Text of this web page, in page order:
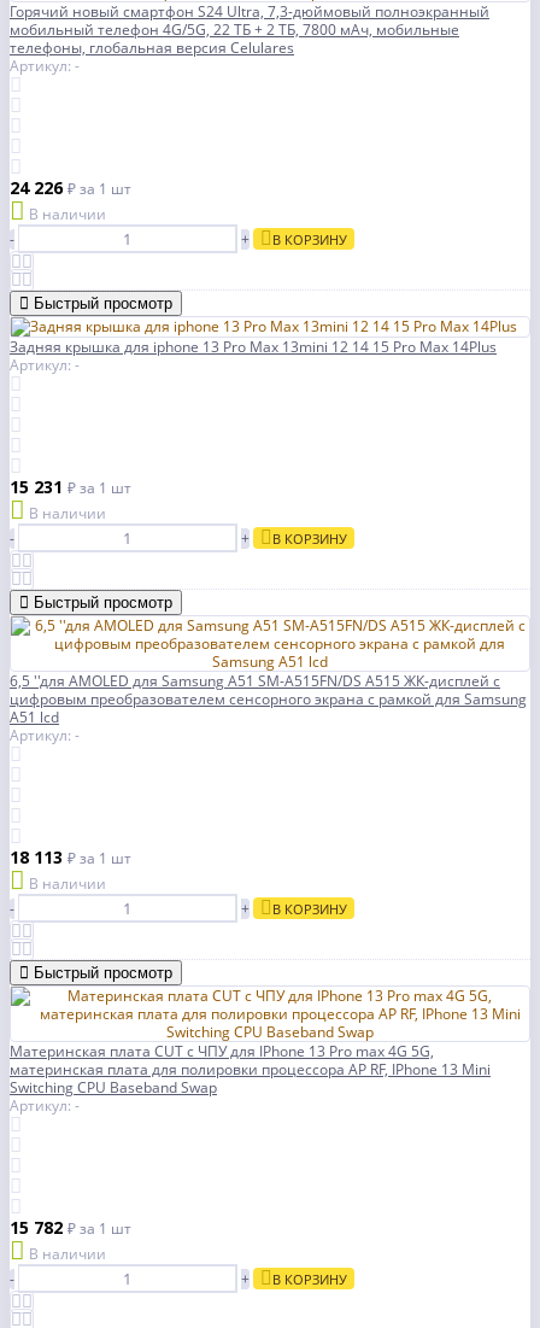
Горячий новый смартфон S24 Ultra, 7,3-дюймовый полноэкранный
мобильный телефон 4G/5G, 22 ТБ + 2 ТБ, 7800 мАч, мобильные
телефоны, глобальная версия Celulares
Артикул: -
24 226₽за 1 шт
В наличии
-
+ В КОРЗИНУ
Быстрый просмотр
Задняя крышка для iphone 13 Pro Max 13mini 12 14 15 Pro Max 14Plus
Артикул: -
15 231 ₽за 1 шт
В наличии
-
+ В КОРЗИНУ
Быстрый просмотр
6,5 ''для AMOLED для Samsung A51 SM-A515FN/DS A515 ЖК-дисплей с
цифровым преобразователем сенсорного экрана с рамкой для Samsung
A51 lcd
Артикул: -
18 113 ₽за 1 шт
В наличии
-
+ В КОРЗИНУ
Быстрый просмотр
Материнская плата CUT с ЧПУ для IPhone 13 Pro max 4G 5G,
материнская плата для полировки процессора AP RF, IPhone 13 Mini
Switching CPU Baseband Swap
Артикул: -
15 782 ₽за 1 шт
В наличии
-
+ В КОРЗИНУ